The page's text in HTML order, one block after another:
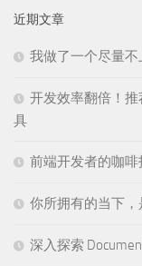
近期文章
我做了一个尽量
开发效率翻倍！
具
前端开发者的咖啡
你所拥有的当下
深入探索